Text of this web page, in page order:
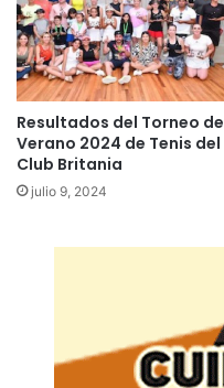
Resultados del Torneo de
Verano 2024 de Tenis del
Club Britania
julio 9, 2024